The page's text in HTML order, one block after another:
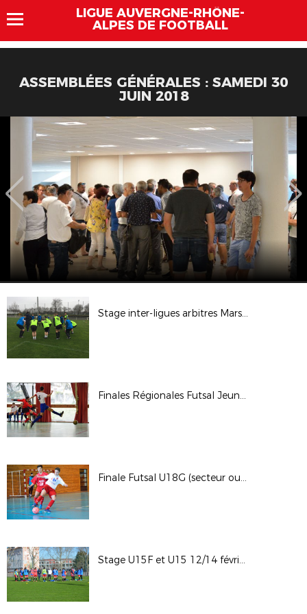
LIGUE AUVERGNE-RHÔNE-
ALPES DE FOOTBALL
ASSEMBLÉES GÉNÉRALES : SAMEDI 30
JUIN 2018
Stage inter-ligues arbitres Mars 2018
Finales Régionales Futsal Jeunes (secteur Est)
Finale Futsal U18G (secteur ouest)
Stage U15F et U15 12/14 février 2018